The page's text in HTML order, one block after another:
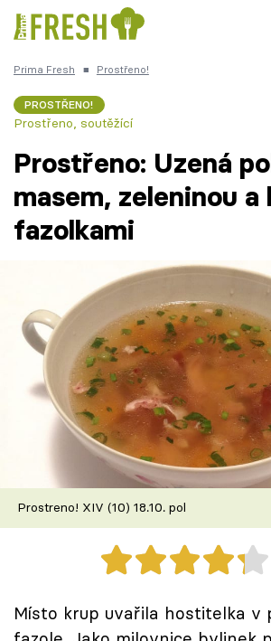
Česká kuchyně
Témata
Recepty
Články
TV Program
Škola vaření
Recepty z TV
Speciál: Cuketa
Těhotnej kuchař
Prima Fresh ■ Prostřeno!
PROSTŘENO!
Prostřeno, soutěžící
Prostřeno: Uzená
masem, zeleninou
fazolkami
Prostreno! XIV (10) 18.10. pol
Místo krup uvařila hostitelka v